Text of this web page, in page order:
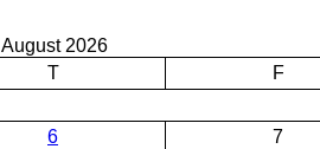
August 2026
T F
6 7